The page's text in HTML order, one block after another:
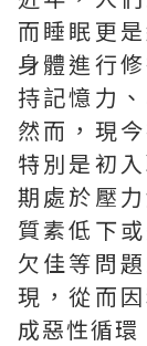
而睡眠更
身體進行
持記憶力
然而，現
特別是初
期處於壓
質素低下
欠佳等問
現，從而
成惡性循環